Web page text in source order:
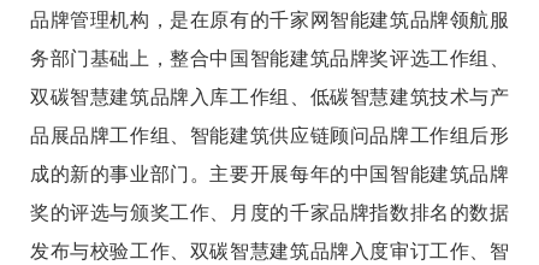
品牌管理机构，是在原有的千家网智能建筑品牌领航服
务部门基础上，整合中国智能建筑品牌奖评选工作组、
双碳智慧建筑品牌入库工作组、低碳智慧建筑技术与产
品展品牌工作组、智能建筑供应链顾问品牌工作组后形
成的新的事业部门。主要开展每年的中国智能建筑品牌
奖的评选与颁奖工作、月度的千家品牌指数排名的数据
发布与校验工作、双碳智慧建筑品牌入度审订工作、智